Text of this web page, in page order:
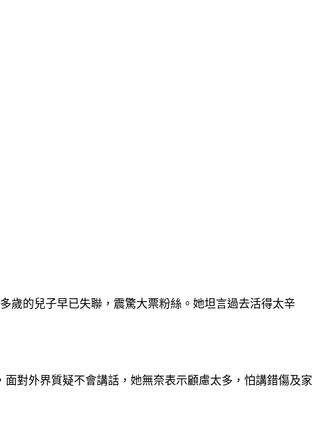
歲的兒子早已失聯，震驚大票粉絲。她坦言過去活得太辛
對外界質疑不會講話，她無奈表示顧慮太多，怕講錯傷及家